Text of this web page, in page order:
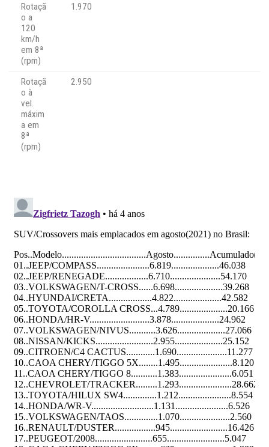
Rotaçã
o a
120
km/h
em 8ª
(rpm)
1.970
Rotaçã
o à
vel.
máxim
a em
8ª
(rpm)
2.950